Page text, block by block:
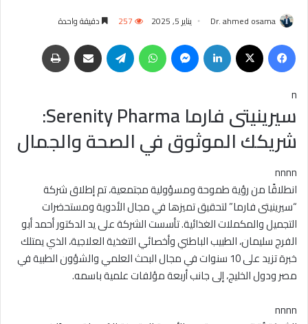
Dr. ahmed osama يناير 5, 2025 257 دقيقة واحدة
فيسبوك لينكدإن ماسنجر واتساب تيلقرام مشاركة عبر البريد
n
سيرينيتى فارما Serenity Pharma:
شريكك الموثوق في الصحة والجمال
nnnn
انطلاقًا من رؤية طموحة ومسؤولية مجتمعية، تم إطلاق شركة
“سيرينيتى فارما” لتحقيق تميزها في مجال الأدوية ومستحضرات
التجميل والمكملات الغذائية. تأسست الشركة على يد الدكتور أحمد أبو
الفرج سليمان، الطبيب الباطني وأخصائي التغذية العلاجية، الذي يمتلك
خبرة تزيد على 10 سنوات في مجال البحث العلمي والشؤون الطبية في
مصر ودول الخليج، إلى جانب أربعة مؤلفات علمية باسمه.
nnnn